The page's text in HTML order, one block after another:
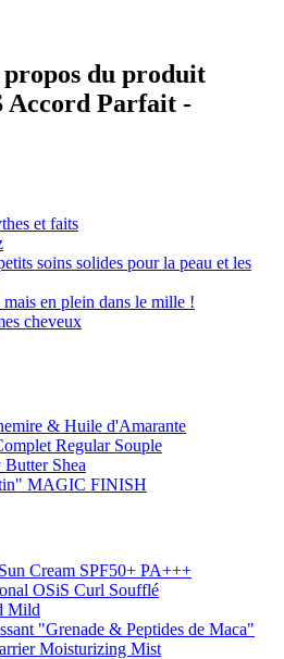
du produit
Parfait -
et faits
soins solides pour la peau et les
en plein dans le mille !
cheveux
& Huile d'Amarante
Regular Souple
Shea
MAGIC FINISH
Cream SPF50+ PA+++
OSiS Curl Soufflé
Mild
"Grenade & Peptides de Maca"
Moisturizing Mist